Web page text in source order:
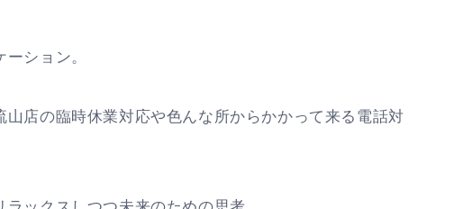
ション。
山店の臨時休業対応や色んな所からかかって来る電話対